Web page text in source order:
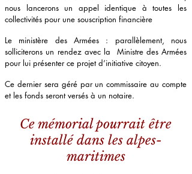
nous lancerons un appel identique à toutes les
collectivités pour une souscription financière
Le ministère des Armées : parallèlement, nous
solliciterons un rendez avec la Ministre des Armées
pour lui présenter ce projet d’initiative citoyen.
Ce dernier sera géré par un commissaire au compte
et les fonds seront versés à un notaire.
Ce mémorial pourrait être
installé dans les alpes-
maritimes